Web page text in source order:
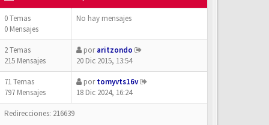
0 Temas
0 Mensajes
No hay mensajes
2 Temas
215 Mensajes
poraritzondo
20 Dic 2015, 13:54
71 Temas
797 Mensajes
portomyvts16v
18 Dic 2024, 16:24
Redirecciones: 216639